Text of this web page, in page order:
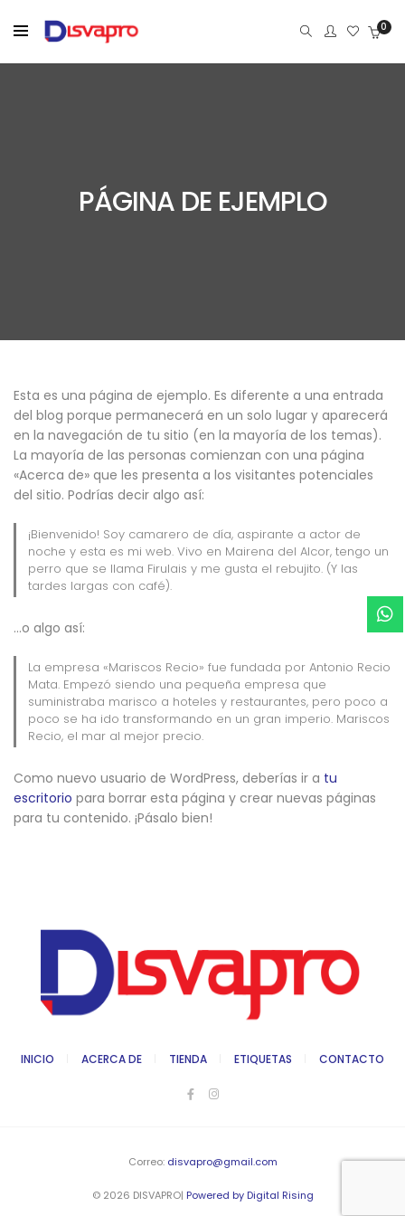
0
PÁGINA DE EJEMPLO
Esta es una página de ejemplo. Es diferente a una entrada
del blog porque permanecerá en un solo lugar y aparecerá
en la navegación de tu sitio (en la mayoría de los temas).
La mayoría de las personas comienzan con una página
«Acerca de» que les presenta a los visitantes potenciales
del sitio. Podrías decir algo así:
¡Bienvenido! Soy camarero de día, aspirante a actor de
noche y esta es mi web. Vivo en Mairena del Alcor, tengo un
perro que se llama Firulais y me gusta el rebujito. (Y las
tardes largas con café).
…o algo así:
La empresa «Mariscos Recio» fue fundada por Antonio Recio
Mata. Empezó siendo una pequeña empresa que
suministraba marisco a hoteles y restaurantes, pero poco a
poco se ha ido transformando en un gran imperio. Mariscos
Recio, el mar al mejor precio.
Como nuevo usuario de WordPress, deberías ir a tu
escritorio para borrar esta página y crear nuevas páginas
para tu contenido. ¡Pásalo bien!
INICIO ACERCA DE TIENDA ETIQUETAS CONTACTO
Correo: disvapro@gmail.com
© 2026 DISVAPRO| Powered by Digital Rising